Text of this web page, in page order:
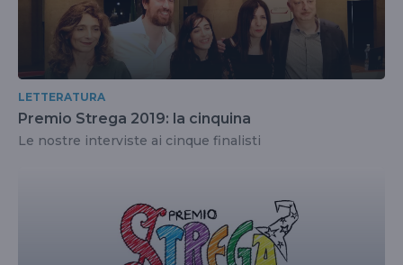
LETTERATURA
Premio Strega 2019: la cinquina
Le nostre interviste ai cinque finalisti